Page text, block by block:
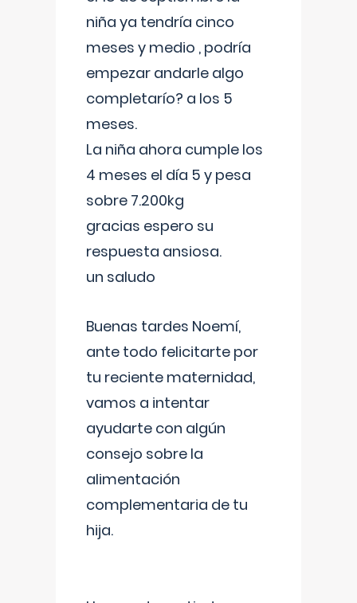
niña ya tendría cinco
meses y medio , podría
empezar andarle algo
completarío? a los 5
meses.
La niña ahora cumple los
4 meses el día 5 y pesa
sobre 7.200kg
gracias espero su
respuesta ansiosa.
un saludo
Buenas tardes Noemí,
ante todo felicitarte por
tu reciente maternidad,
vamos a intentar
ayudarte con algún
consejo sobre la
alimentación
complementaria de tu
hija.